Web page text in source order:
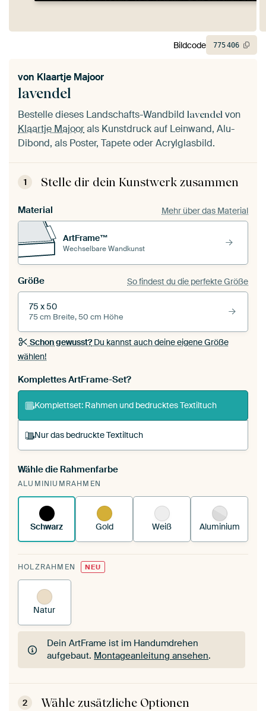
lavendel
von Klaartje Majoor
Bestelle dieses Landschafts-Wandbild lavendel von
Klaartje Majoorals Kunstdruck auf Leinwand, Alu-
Dibond, als Poster, Tapete oder Acrylglasbild.
1 Stelle dir dein Kunstwerk zusammen
Material Mehr über das Material
ArtFrame™
Wechselbare Wandkunst
Größe So findest du die perfekte Größe
75 x 50
75 cm Breite, 50 cm Höhe
Schon gewusst?Du kannst auch deine eigene Größe
wählen!
Komplettes ArtFrame-Set?
Komplettset: Rahmen und bedrucktes Textiltuch
Nur das bedruckte Textiltuch
Du spannst einen wechselbaren Textiltuch in
deinen vorhandenen ArtFrame™.
funktioniert es.
Wähle die Rahmenfarbe
ALUMINIUMRAHMEN
Schwarz Gold Weiß Aluminium
HOLZRAHMEN NEU
Natur
Dein ArtFrame ist im Handumdrehen
aufgebaut. Montageanleitung ansehen.
Dein ArtFrame ist im Handumdrehen
aufgebaut.Montageanleitung ansehen
2 Wähle zusätzliche Optionen
Bildcode 775406